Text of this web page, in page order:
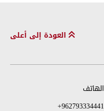
العودة إلى أعلى
الهاتف
+962793334441